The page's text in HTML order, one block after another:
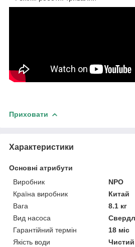
Приховати
Характеристики
Основні атрибути
Виробник
NPO
Країна виробник
Китай
Вага
8.1 кг
Вид насоса
Гарантійний термін
18 міс
Якість води
Чистий